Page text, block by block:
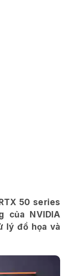
50 series
của NVIDIA
lý đồ họa và